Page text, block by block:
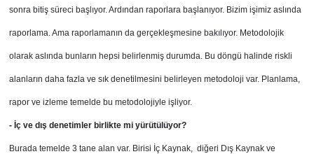
sonra bitiş süreci başlıyor. Ardından raporlara başlanıyor. Bizim işimiz aslında
raporlama. Ama raporlamanın da gerçekleşmesine bakılıyor. Metodolojik
olarak aslında bunların hepsi belirlenmiş durumda. Bu döngü halinde riskli
alanların daha fazla ve sık denetilmesini belirleyen metodoloji var. Planlama,
rapor ve izleme temelde bu metodolojiyle işliyor.
- İç ve dış denetimler birlikte mi yürütülüyor?
Burada temelde 3 tane alan var. Birisi İç Kaynak, diğeri Dış Kaynak ve